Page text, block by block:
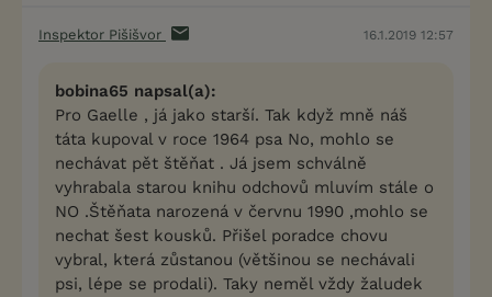
Inspektor Pišišvor 16.1.2019 12:57
bobina65 napsal(a):
Pro Gaelle , já jako starší. Tak když mně náš
táta kupoval v roce 1964 psa No, mohlo se
nechávat pět štěňat . Já jsem schválně
vyhrabala starou knihu odchovů mluvím stále o
NO .Štěňata narozená v červnu 1990 ,mohlo se
nechat šest kousků. Přišel poradce chovu
vybral, která zůstanou (většinou se nechávali
psi, lépe se prodali). Taky neměl vždy žaludek